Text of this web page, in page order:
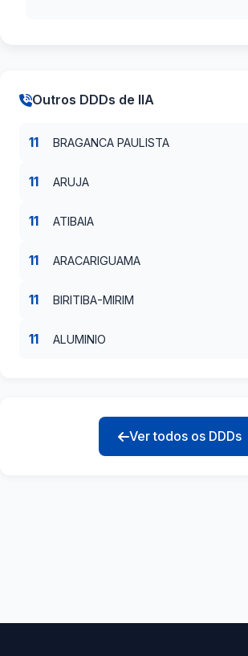
Outros DDDs de IIA
11 BRAGANCA PAULISTA
11 ARUJA
11 ATIBAIA
11 ARACARIGUAMA
11 BIRITIBA-MIRIM
11 ALUMINIO
Ver todos os DDDs